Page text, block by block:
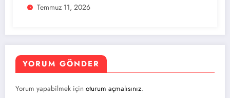
Temmuz 11, 2026
YORUM GÖNDER
Yorum yapabilmek için oturum açmalısınız.